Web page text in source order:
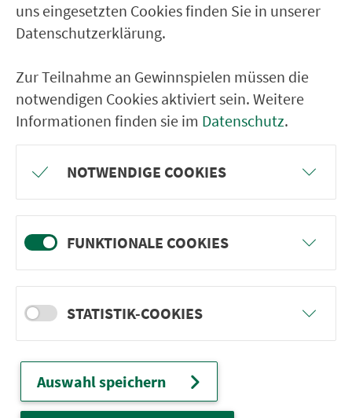
Ver­kehrs­ver­bund Groß­raum
Nürn­berg
22.000 Qua­drat­ki­lo­me­ter. 130 Ver­kehrs­un­
Ver­bin­dungen
Abfahrten
Fahr­plan­ände­rungen
Wir sind für Sie da:
uns eingesetzten Cookies finden Sie in unserer
Datenschutzerklärung.
Zur Teilnahme an Gewinnspielen müssen die
notwendigen Cookies aktiviert sein. Weitere
Informationen finden sie im Datenschutz.
NOTWENDIGE COOKIES
FUNKTIONALE COOKIES
STATISTIK-COOKIES
Auswahl speichern